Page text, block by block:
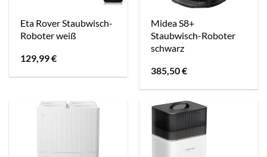
Eta Rover Staubwisch-
Roboter weiß
129,99€
Midea S8+
Staubwisch-Roboter
schwarz
385,50€